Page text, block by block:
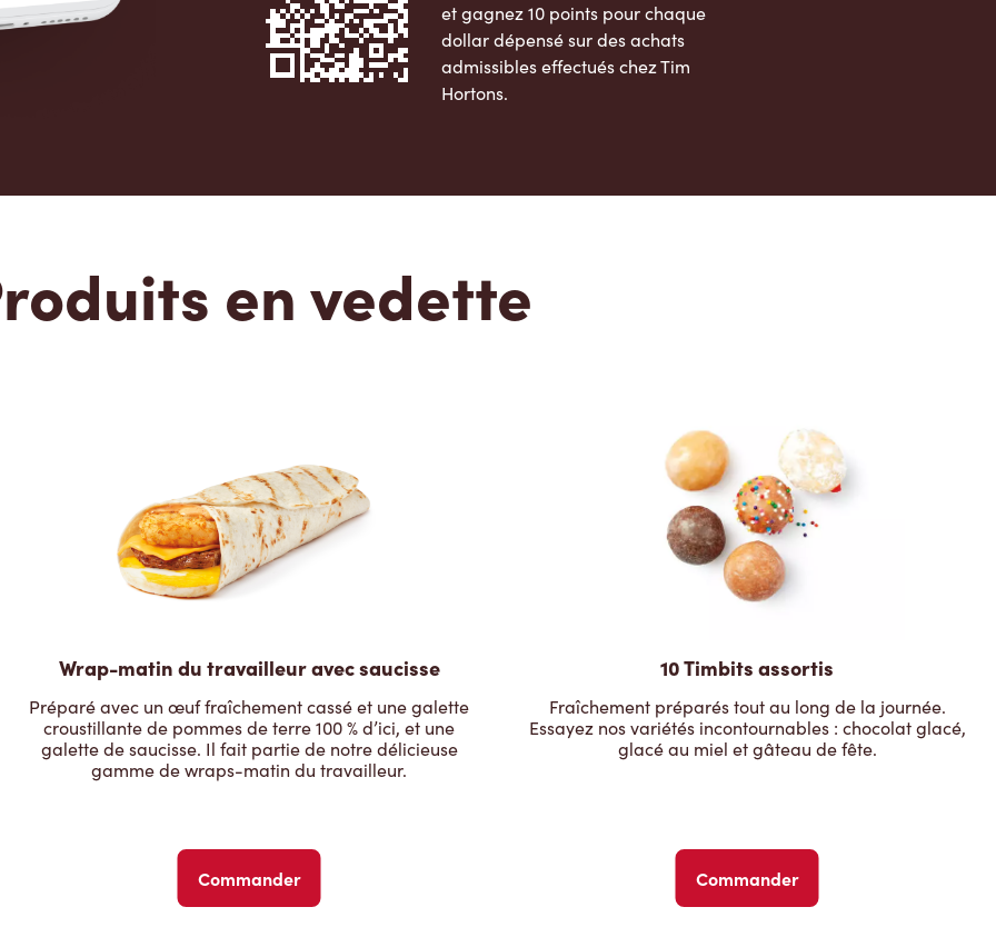
et gagnez 10 points pour chaque
dollar dépensé sur des achats
admissibles effectués chez Tim
Hortons.
en vedette
Wrap-matin du travailleur avec saucisse
Préparé avec un œuf fraîchement cassé et une galette
croustillante de pommes de terre 100 % d’ici, et une
galette de saucisse. Il fait partie de notre délicieuse
gamme de wraps-matin du travailleur.
Commander
10 Timbits assortis
Fraîchement préparés tout au long de la journée.
Essayez nos variétés incontournables : chocolat glacé,
glacé au miel et gâteau de fête.
Commander